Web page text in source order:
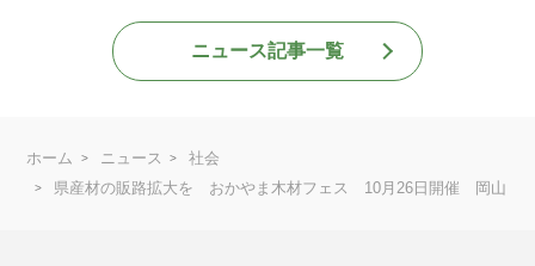
ニュース記事一覧
ホーム ニュース
社会
県産材の販路拡大を おかやま木材フェス 10月26日開催 岡山